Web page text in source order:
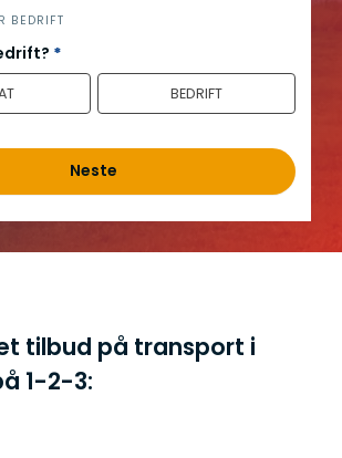
BEDRIFT
*
BEDRIFT
Neste
tilbud på transport i
1-2-3: